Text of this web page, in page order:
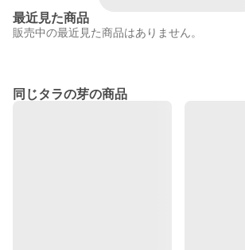
最近見た商品
販売中の最近見た商品はありません。
同じタラの芽の商品